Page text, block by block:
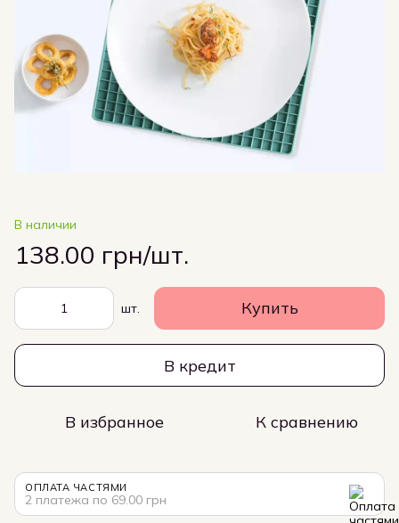
В наличии
138.00 грн/шт.
шт. Купить
В кредит
В избранное К сравнению
ОПЛАТА ЧАСТЯМИ
2 платежа по 69.00 грн